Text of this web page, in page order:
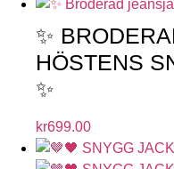
✨
HÖSTENS
✨
kr699.00